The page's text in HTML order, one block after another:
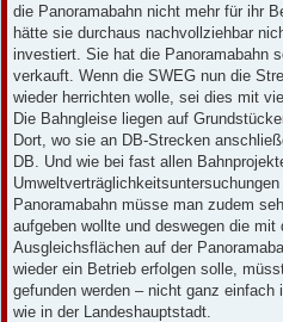
die Panoramabahn nicht mehr für ihr
hätte sie durchaus nachvollziehbar
investiert. Sie hat die Panoramabahn
verkauft. Wenn die SWEG nun die
wieder herrichten wolle, sei dies mit
Die Bahngleise liegen auf
Dort, wo sie an DB-Strecken
DB. Und wie bei fast allen
Panoramabahn müsse man zudem
aufgeben wollte und deswegen die
Ausgleichsflächen auf der
wieder ein Betrieb erfolgen solle,
gefunden werden – nicht ganz
wie in der Landeshauptstadt.